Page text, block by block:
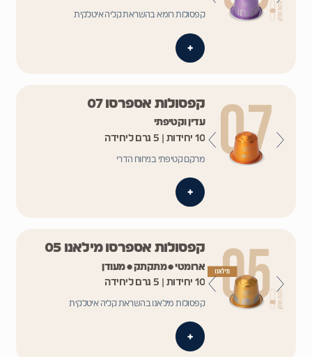
קפסולות רומא בהשראת קליה איטלקית
+
קפסולות אספרסו 07
עדין וקטיפתי
10 יחידות | 5 גרם ליחידה
מרקם קטיפתי בניחוח הדרי
+
קפסולות אספרסו מילאנו 05
ארומטי • מתקתק • מעודן
10 יחידות | 5 גרם ליחידה
קפסולות מילאנו בהשראת קליה איטלקית
+